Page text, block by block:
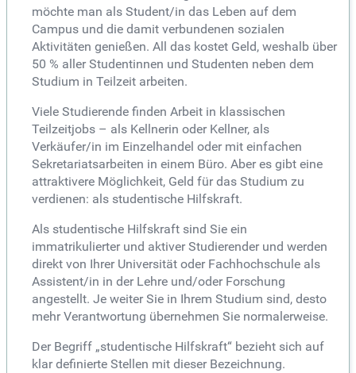
möchte man als Student/in das Leben auf dem
Campus und die damit verbundenen sozialen
Aktivitäten genießen. All das kostet Geld, weshalb über
50 % aller Studentinnen und Studenten neben dem
Studium in Teilzeit arbeiten.
Viele Studierende finden Arbeit in klassischen
Teilzeitjobs – als Kellnerin oder Kellner, als
Verkäufer/in im Einzelhandel oder mit einfachen
Sekretariatsarbeiten in einem Büro. Aber es gibt eine
attraktivere Möglichkeit, Geld für das Studium zu
verdienen: als studentische Hilfskraft.
Als studentische Hilfskraft sind Sie ein
immatrikulierter und aktiver Studierender und werden
direkt von Ihrer Universität oder Fachhochschule als
Assistent/in in der Lehre und/oder Forschung
angestellt. Je weiter Sie in Ihrem Studium sind, desto
mehr Verantwortung übernehmen Sie normalerweise.
Der Begriff „studentische Hilfskraft“ bezieht sich auf
klar definierte Stellen mit dieser Bezeichnung.